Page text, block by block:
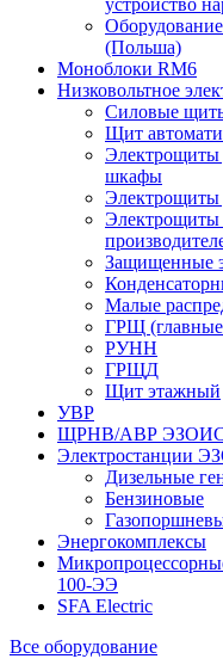
(Польша)
Моноблоки RM6
Низковольтное
Силовые
Щит
шкафы
Электрощиты
Электрощиты
Защищенные
Малые
ГРЩ (главные
РУНН
ГРЩД
Щит этажный
УВР
ЩРНВ/АВР
Электростанции
Дизельные
Бензиновые
Энергокомплексы
100-ЭЭ
SFA Electric
Все оборудование